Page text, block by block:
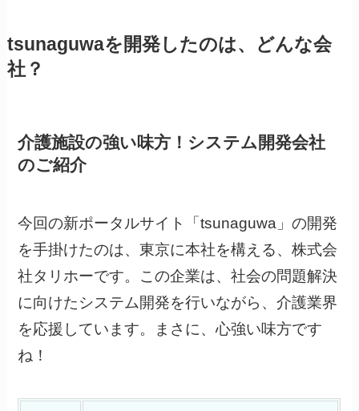
tsunaguwaを開発したのは、どんな会
社？
介護施設の強い味方！システム開発会社
のご紹介
今回の新ポータルサイト「tsunaguwa」の開発
を手掛けたのは、東京に本社を構える、株式会
社タリホーです。この企業は、社会の問題解決
に向けたシステム開発を行いながら、介護業界
を応援しています。まさに、心強い味方です
ね！